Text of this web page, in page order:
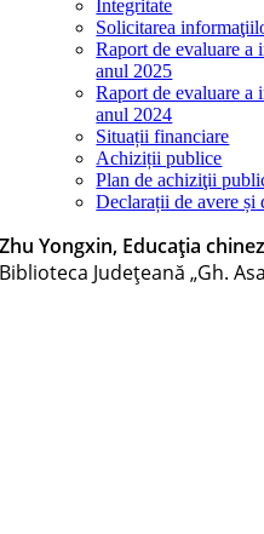
Integritate
Solicitarea
Raport de evaluare
anul 2025
Raport de evaluare
anul 2024
Situații financiare
Achiziții publice
Plan de achiziţii
Declarații de avere și
Zhu Yongxin, Educația
Biblioteca Judeţeană „Gh.